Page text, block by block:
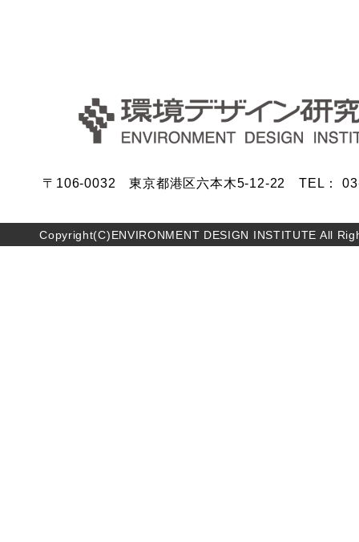
〒106-0032 東京都港区六本木5-12-22 TEL：
Copyright(C)ENVIRONMENT DESIGN INSTITUTE All